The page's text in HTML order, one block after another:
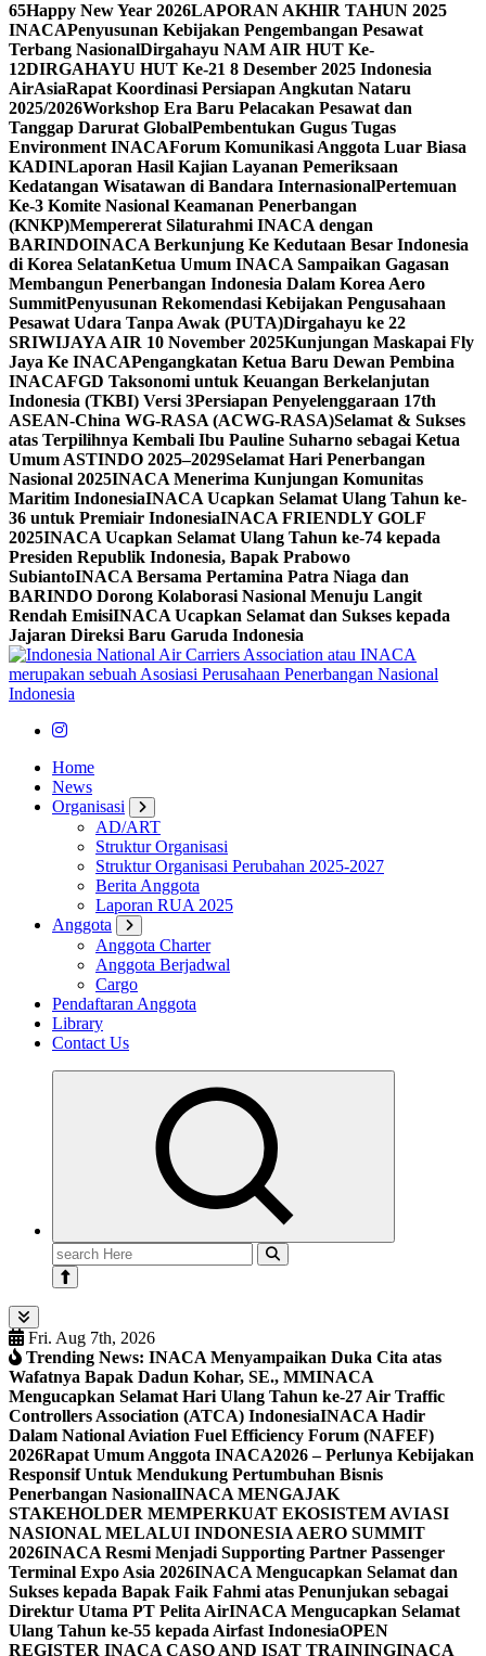
65Happy New Year 2026LAPORAN AKHIR TAHUN 2025
INACAPenyusunan Kebijakan Pengembangan Pesawat
Terbang NasionalDirgahayu NAM AIR HUT Ke-
12DIRGAHAYU HUT Ke-21 8 Desember 2025 Indonesia
AirAsiaRapat Koordinasi Persiapan Angkutan Nataru
2025/2026Workshop Era Baru Pelacakan Pesawat dan
Tanggap Darurat GlobalPembentukan Gugus Tugas
Environment INACAForum Komunikasi Anggota Luar Biasa
KADINLaporan Hasil Kajian Layanan Pemeriksaan
Kedatangan Wisatawan di Bandara InternasionalPertemuan
Ke-3 Komite Nasional Keamanan Penerbangan
(KNKP)Mempererat Silaturahmi INACA dengan
BARINDOINACA Berkunjung Ke Kedutaan Besar Indonesia
di Korea SelatanKetua Umum INACA Sampaikan Gagasan
Membangun Penerbangan Indonesia Dalam Korea Aero
SummitPenyusunan Rekomendasi Kebijakan Pengusahaan
Pesawat Udara Tanpa Awak (PUTA)Dirgahayu ke 22
SRIWIJAYA AIR 10 November 2025Kunjungan Maskapai Fly
Jaya Ke INACAPengangkatan Ketua Baru Dewan Pembina
INACAFGD Taksonomi untuk Keuangan Berkelanjutan
Indonesia (TKBI) Versi 3Persiapan Penyelenggaraan 17th
ASEAN-China WG-RASA (ACWG-RASA)Selamat & Sukses
atas Terpilihnya Kembali Ibu Pauline Suharno sebagai Ketua
Umum ASTINDO 2025–2029Selamat Hari Penerbangan
Nasional 2025INACA Menerima Kunjungan Komunitas
Maritim IndonesiaINACA Ucapkan Selamat Ulang Tahun ke-
36 untuk Premiair IndonesiaINACA FRIENDLY GOLF
2025INACA Ucapkan Selamat Ulang Tahun ke-74 kepada
Presiden Republik Indonesia, Bapak Prabowo
SubiantoINACA Bersama Pertamina Patra Niaga dan
BARINDO Dorong Kolaborasi Nasional Menuju Langit
Rendah EmisiINACA Ucapkan Selamat dan Sukses kepada
Jajaran Direksi Baru Garuda Indonesia
Home
News
Organisasi
AD/ART
Struktur Organisasi
Struktur Organisasi Perubahan 2025-2027
Berita Anggota
Laporan RUA 2025
Anggota
Anggota Charter
Anggota Berjadwal
Cargo
Pendaftaran Anggota
Library
Contact Us
Search
for:
Fri. Aug 7th, 2026
Trending News: INACA Menyampaikan Duka Cita atas
Wafatnya Bapak Dadun Kohar, SE., MMINACA
Mengucapkan Selamat Hari Ulang Tahun ke-27 Air Traffic
Controllers Association (ATCA) IndonesiaINACA Hadir
Dalam National Aviation Fuel Efficiency Forum (NAFEF)
2026Rapat Umum Anggota INACA2026 – Perlunya Kebijakan
Responsif Untuk Mendukung Pertumbuhan Bisnis
Penerbangan NasionalINACA MENGAJAK
STAKEHOLDER MEMPERKUAT EKOSISTEM AVIASI
NASIONAL MELALUI INDONESIA AERO SUMMIT
2026INACA Resmi Menjadi Supporting Partner Passenger
Terminal Expo Asia 2026INACA Mengucapkan Selamat dan
Sukses kepada Bapak Faik Fahmi atas Penunjukan sebagai
Direktur Utama PT Pelita AirINACA Mengucapkan Selamat
Ulang Tahun ke-55 kepada Airfast IndonesiaOPEN
REGISTER INACA CASO AND ISAT TRAININGINACA